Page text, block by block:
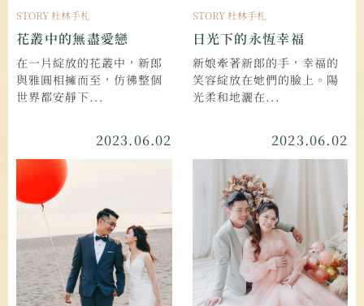
STORY 杜林手札
花叢中的無盡愛戀
在一片綻放的花叢中，新郎
與雅圓相擁而至，仿彿整個
世界都安靜下...
STORY 杜林手札
日光下的永恆幸福
新娘牽著新郎的手，幸福的
笑容綻放在她們的臉上。陽
光柔和地灑在...
2023.06.02 2023.06.02